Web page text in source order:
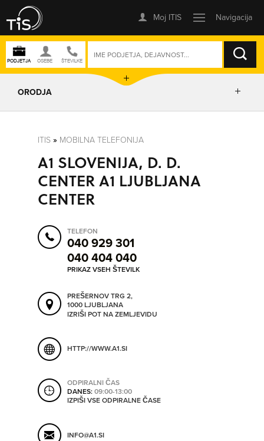
ISKANJE
ORODJA
POSLOVNE ENOTE
IZRIŠI POT
POŠLJI SMS
ORODJA
SHRANI V MOJ ITIS
ITIS » MOBILNA TELEFONIJA
A1 SLOVENIJA, D. D.
CENTER A1 LJUBLJANA
CENTER
TELEFON
040 929 301
040 404 040
PRIKAZ VSEH ŠTEVILK
PREŠERNOV TRG 2,
1000 LJUBLJANA
IZRIŠI POT NA ZEMLJEVIDU
HTTP://WWW.A1.SI
ODPIRALNI ČAS
DANES:09:00-13:00
IZPIŠI VSE ODPIRALNE ČASE
INFO@A1.SI